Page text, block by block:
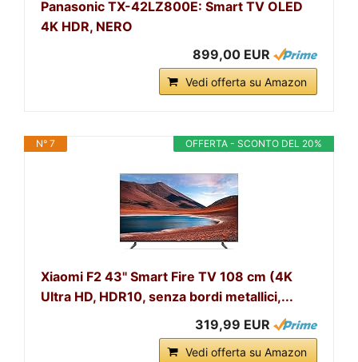
Panasonic TX-42LZ800E: Smart TV OLED
4K HDR, NERO
899,00 EUR
Vedi offerta su Amazon
OFFERTA - SCONTO DEL 20%
N° 7
Xiaomi F2 43" Smart Fire TV 108 cm (4K
Ultra HD, HDR10, senza bordi metallici,...
319,99 EUR
Vedi offerta su Amazon